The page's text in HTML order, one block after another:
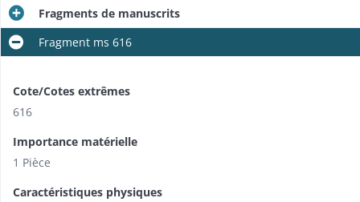
Fragments de manuscrits
Fragment ms 616
Cote/Cotes extrêmes
616
Importance matérielle
1 Pièce
Caractéristiques physiques